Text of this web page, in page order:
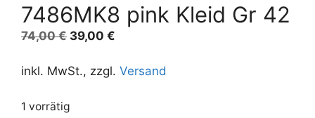
7486MK8 pink Kleid Gr 42
74,00€ Ursprünglicher
war:
39,00 €
ist:
inkl. MwSt., zzgl. Versand
1 vorrätig